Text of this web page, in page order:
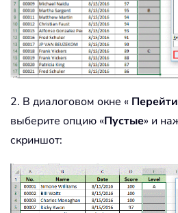
2. В диалоговом окне «
выберите опцию «Пустые» и
скриншот: